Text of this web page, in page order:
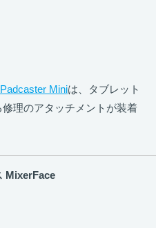
Padcaster Miniは、タブレット
理のアタッチメントが装着
MixerFace